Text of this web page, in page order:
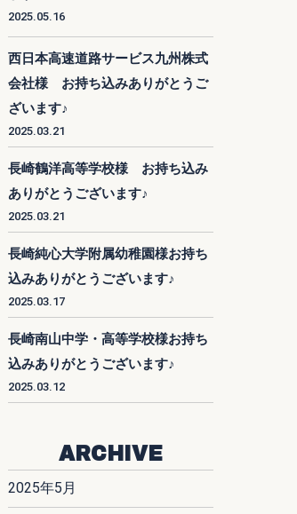
2025.05.16
西日本高速道路サービス九州株式
会社様 お持ち込みありがとうご
ざいます♪
2025.03.21
長崎鶴洋高等学校様 お持ち込み
ありがとうございます♪
2025.03.21
長崎純心大学附属幼稚園様お持ち
込みありがとうございます♪
2025.03.17
長崎南山中学・高等学校様お持ち
込みありがとうございます♪
2025.03.12
ARCHIVE
2025年5月